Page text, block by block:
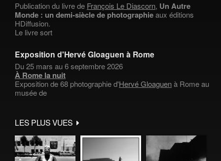
Publication du livre de François Le Diascorn, Un Autre
Monde : un demi-siècle de photographieaux éditions
HDiffusion.
Le livre sort
Exposition d'Hervé Gloaguen à Rome
Du 25 mars au 6 septembre 2026
À Rome la nuit
Exposition de 68 photographie d'Hervé Gloaguenà Rome au
musée de
LES PLUS VUES